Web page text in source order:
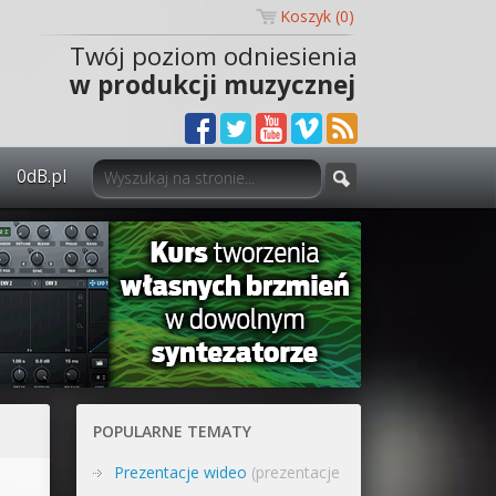
Koszyk (0)
Twój poziom odniesienia
w produkcji muzycznej
0dB.pl
0dB.pl - informacje
Newsletter
Materiały dla mediów
Archiwum aktualności
POPULARNE TEMATY
Prezentacje wideo (prezentacje